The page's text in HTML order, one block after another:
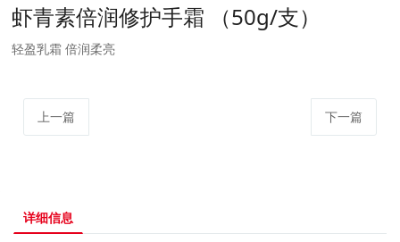
虾青素倍润修护手霜 （50g/支）
轻盈乳霜 倍润柔亮
上一篇 下一篇
详细信息